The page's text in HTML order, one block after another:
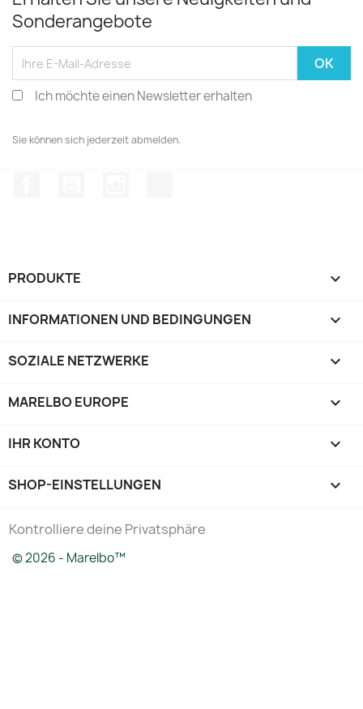
Sonderangebote
Ich möchte einen Newsletter erhalten
Sie können sich jederzeit abmelden.
PRODUKTE 
INFORMATIONEN UND BEDINGUNGEN 
SOZIALE NETZWERKE 
MARELBO EUROPE 
IHR KONTO 
SHOP-EINSTELLUNGEN keyboard_arrow_down
Kontrolliere deine Privatsphäre
© 2026 - Marelbo™